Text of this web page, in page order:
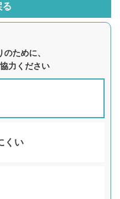
る
ために、
力ください
くい